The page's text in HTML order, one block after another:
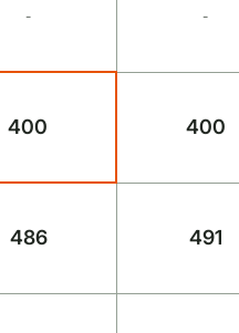
- -
400 400
486 491